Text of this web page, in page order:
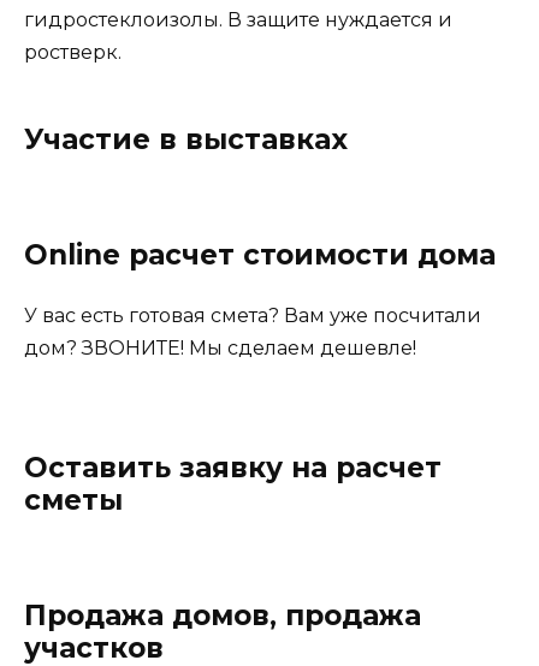
гидростеклоизолы. В защите нуждается и
ростверк.
Участие в выставках
Online расчет стоимости дома
У вас есть готовая смета? Вам уже посчитали
дом? ЗВОНИТЕ! Мы сделаем дешевле!
Оставить заявку на расчет
сметы
Продажа домов, продажа
участков